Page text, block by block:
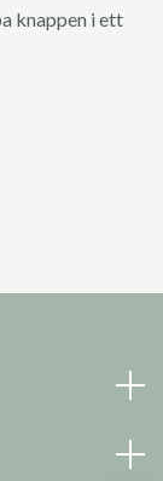
knappen i ett